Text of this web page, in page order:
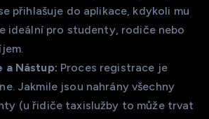
přihlašuje do aplikace, kdykoli mu
ideální pro studenty, rodiče nebo
a Nástup: Proces registrace je
Jakmile jsou nahrány všechny
(u řidiče taxislužby to může trvat